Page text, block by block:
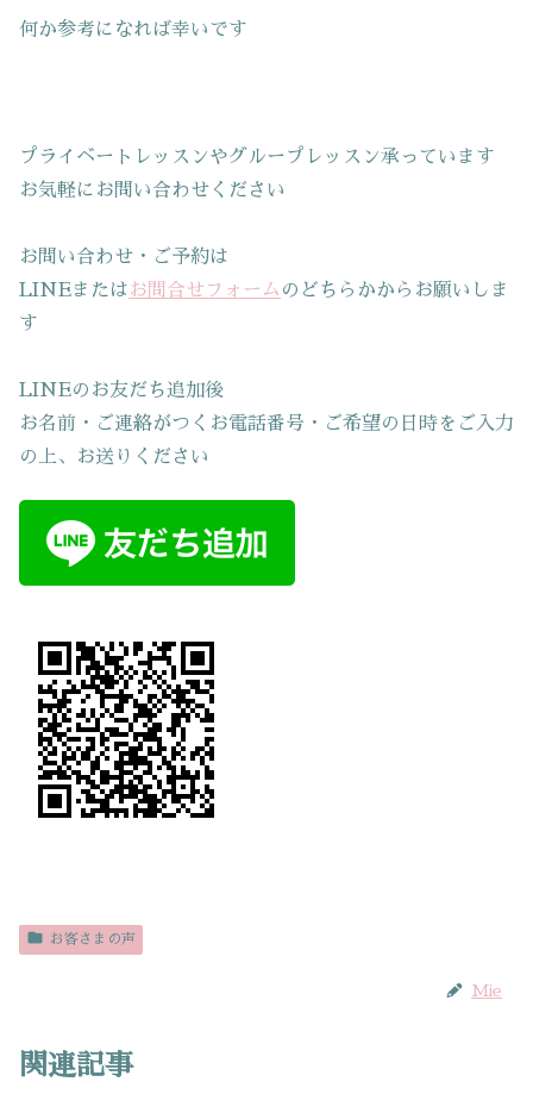
何か参考になれば幸いです
プライベートレッスンやグループレッスン承っています
お気軽にお問い合わせください
お問い合わせ・ご予約は
LINEまたはお問合せフォーム のどちらかからお願いしま
す
LINEのお友だち追加後
お名前・ご連絡がつくお電話番号・ご希望の日時をご入力
の上、お送りください
お客さまの声
Mie
関連記事